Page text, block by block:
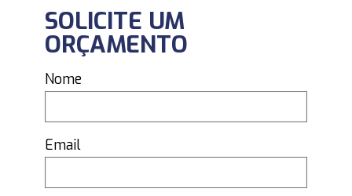
SOLICITE UM
ORÇAMENTO
Nome
Email